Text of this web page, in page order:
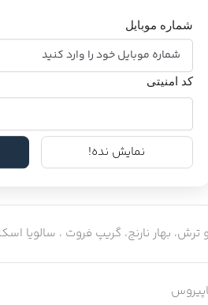
ترش، بهار نارنج، گریپ فروت ، سالویا
شماره موبایل
کد امنیتی
نمایش نده!